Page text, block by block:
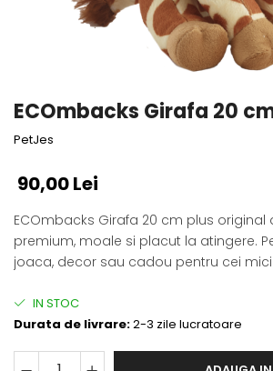
Brelocuri 3D
Glitter Eyes
Teasing Monkey
Baby Products
PocketPals
Slapbracelet
Girly
Lovely Hearts
Keychains
Action Cars
ECOmbacks Girafa 20
PetJes
90,00 Lei
ECOmbacks Girafa 20 cm plus original
premium, moale si placut la atingere.
joaca, decor sau cadou pentru cei mici.
IN STOC
Durata de livrare:2-3 zile lucratoare